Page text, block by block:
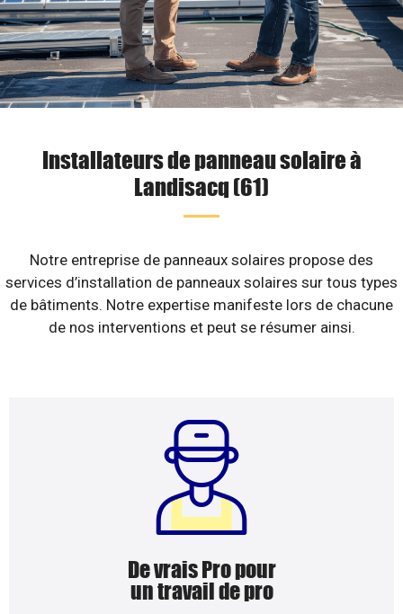
Installateurs de panneau solaire à
Landisacq (61)
Notre entreprise de panneaux solaires propose des
services d’installation de panneaux solaires sur tous types
de bâtiments. Notre expertise manifeste lors de chacune
de nos interventions et peut se résumer ainsi.
De vrais Pro pour
un travail de pro